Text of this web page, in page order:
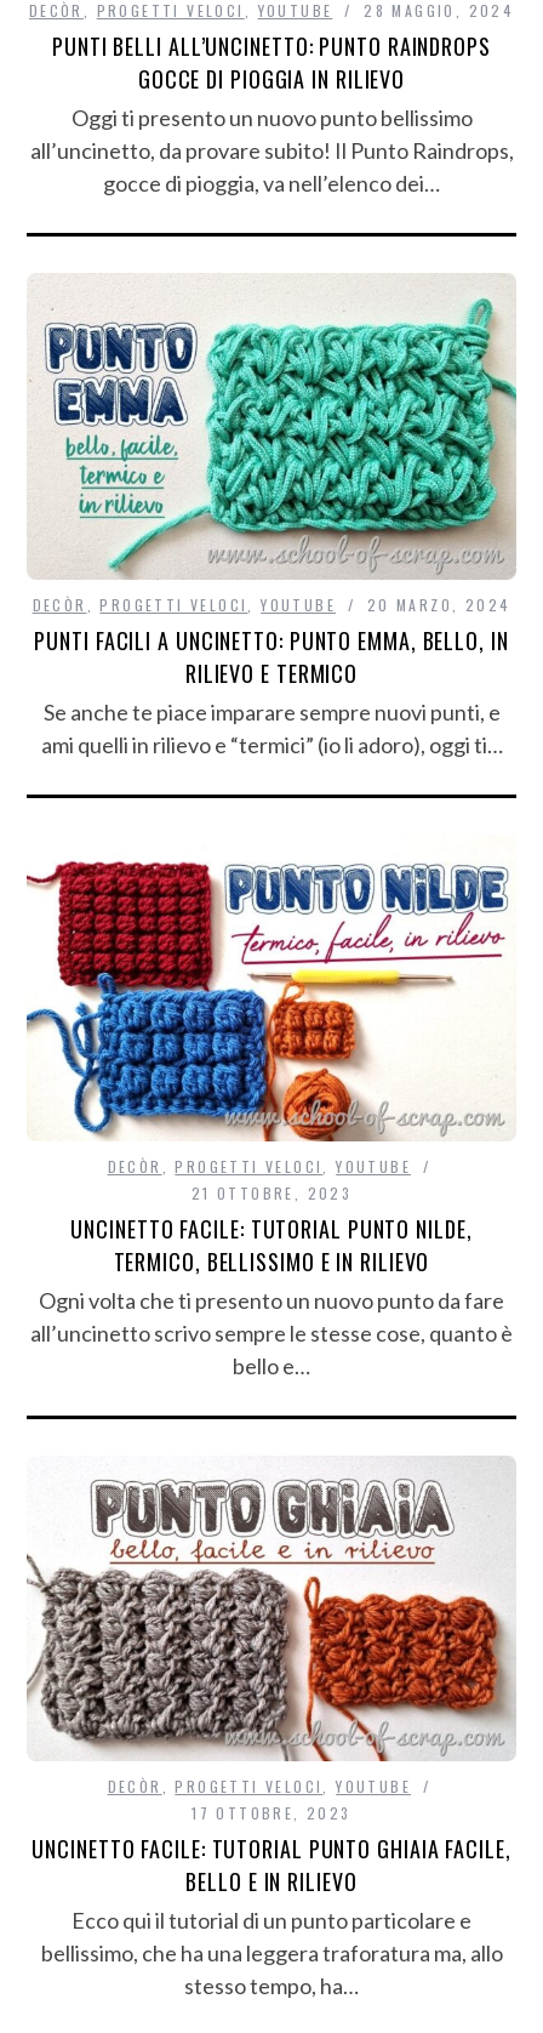
DECÒR PROGETTI VELOCI YOUTUBE 28 MAGGIO, 2024
PUNTI BELLI ALL’UNCINETTO: PUNTO RAINDROPS
GOCCE DI PIOGGIA IN RILIEVO
Oggi ti presento un nuovo punto bellissimo
all’uncinetto, da provare subito! Il Punto Raindrops,
gocce di pioggia, va nell’elenco dei…
DECÒR ,PROGETTI VELOCI ,YOUTUBE 20 MARZO, 2024
PUNTI FACILI A UNCINETTO: PUNTO EMMA, BELLO, IN
RILIEVO E TERMICO
Se anche te piace imparare sempre nuovi punti, e
ami quelli in rilievo e “termici” (io li adoro), oggi ti…
DECÒR ,PROGETTI VELOCI ,YOUTUBE
21 OTTOBRE, 2023
UNCINETTO FACILE: TUTORIAL PUNTO NILDE,
TERMICO, BELLISSIMO E IN RILIEVO
Ogni volta che ti presento un nuovo punto da fare
all’uncinetto scrivo sempre le stesse cose, quanto è
bello e…
DECÒR ,PROGETTI VELOCI ,YOUTUBE
17 OTTOBRE, 2023
UNCINETTO FACILE: TUTORIAL PUNTO GHIAIA FACILE,
BELLO E IN RILIEVO
Ecco qui il tutorial di un punto particolare e
bellissimo, che ha una leggera traforatura ma, allo
stesso tempo, ha…